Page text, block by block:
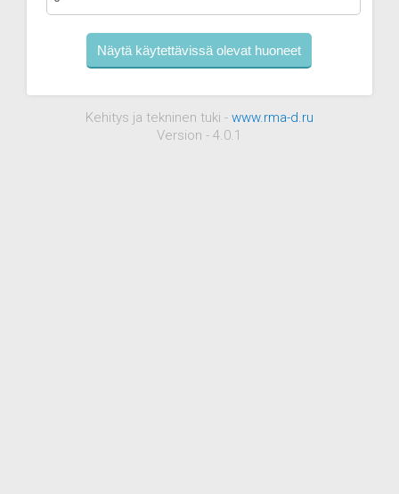
Kehitys ja tekninen tuki - www.rma-d.ru
Version - 4.0.1